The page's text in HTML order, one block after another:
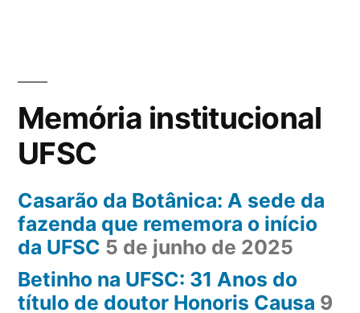
Memória institucional
UFSC
Casarão da Botânica: A sede da
fazenda que rememora o início
da UFSC 5 de junho de 2025
Betinho na UFSC: 31 Anos do
título de doutor Honoris Causa 9